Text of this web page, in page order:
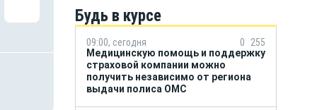
Будь в курсе
09:00, сегодня 0
255
Медицинскую помощь и поддержку
страховой компании можно
получить независимо от региона
выдачи полиса ОМС